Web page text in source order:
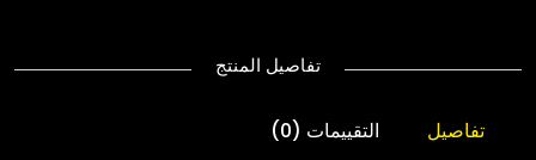
تفاصيل المنتج
تفاصيل التقييمات (0)